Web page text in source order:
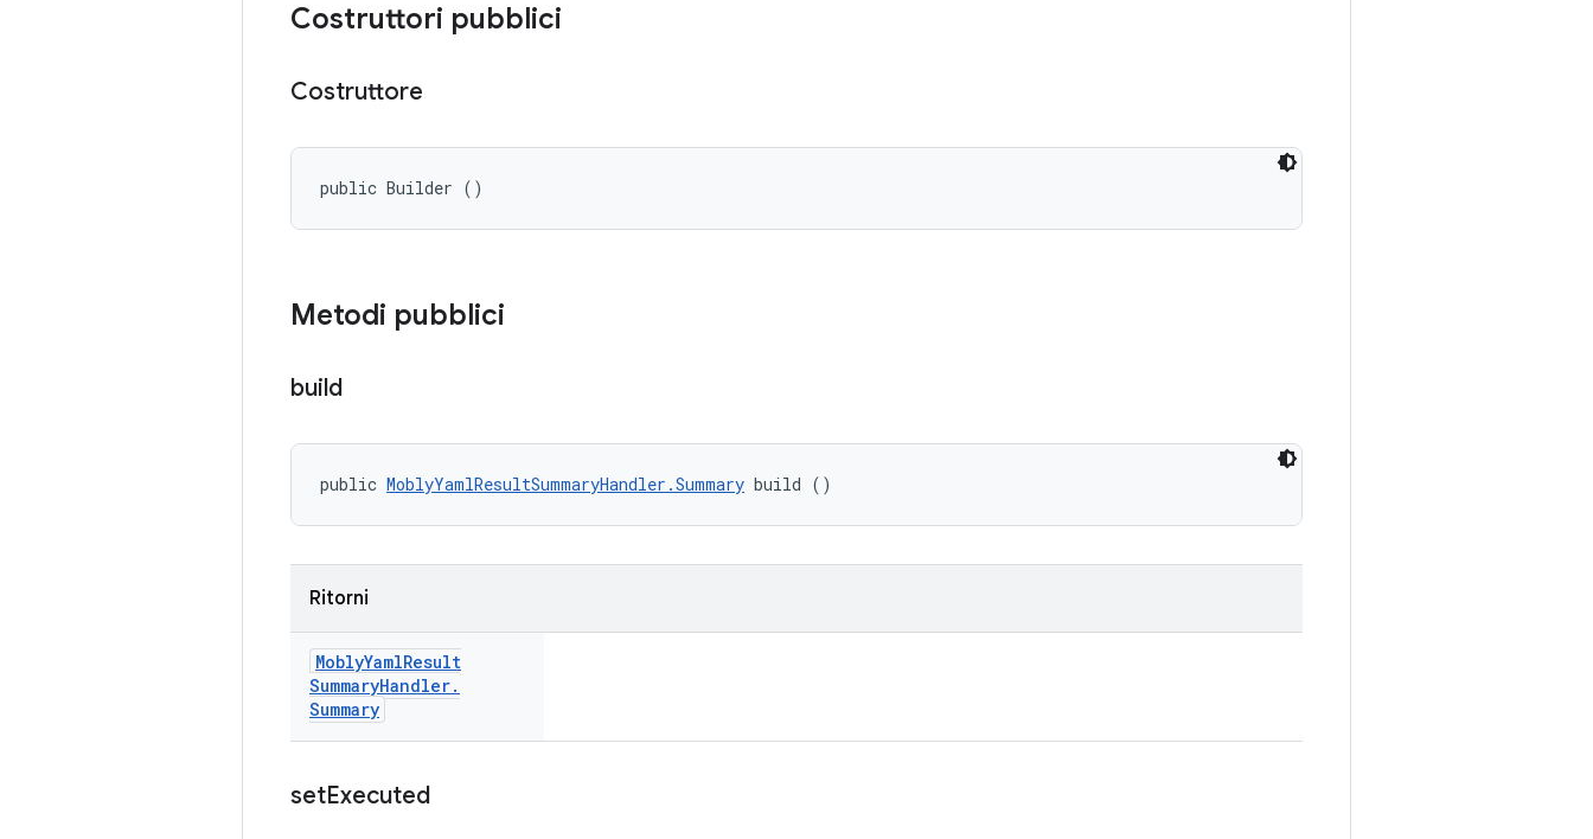
Costruttori pubblici
Costruttore
public Builder ()
Metodi pubblici
build
public MoblyYamlResultSummaryHandler.Summary build ()
Ritorni
MoblyYamlResult
SummaryHandler.
Summary
setExecuted